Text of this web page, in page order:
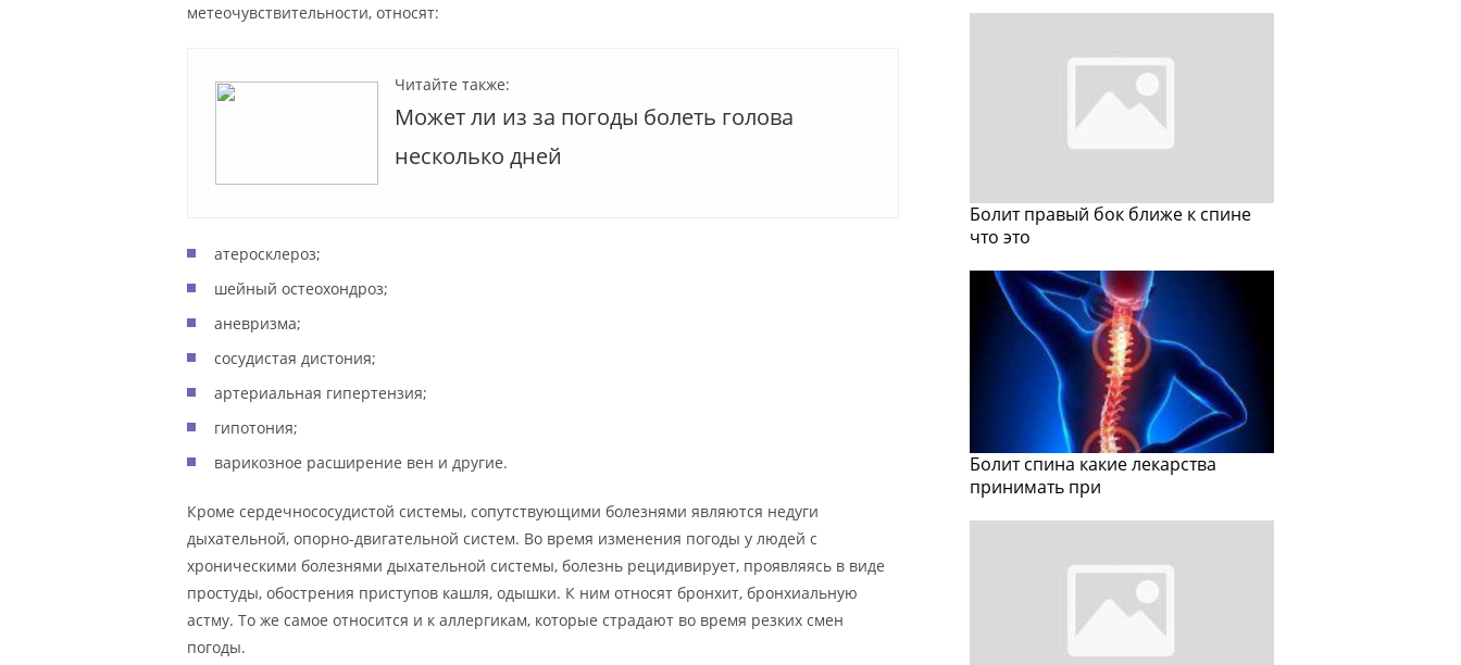
метеочувствительности, относят:
Читайте также:
Может ли из за погоды болеть голова
несколько дней
атеросклероз;
шейный остеохондроз;
аневризма;
сосудистая дистония;
артериальная гипертензия;
гипотония;
варикозное расширение вен и другие.
Кроме сердечнососудистой системы, сопутствующими болезнями являются недуги
дыхательной, опорно-двигательной систем. Во время изменения погоды у людей с
хроническими болезнями дыхательной системы, болезнь рецидивирует, проявляясь в виде
простуды, обострения приступов кашля, одышки. К ним относят бронхит, бронхиальную
астму. То же самое относится и к аллергикам, которые страдают во время резких смен
погоды.
Болит правый бок ближе к спине
что это
Болит спина какие лекарства
принимать при